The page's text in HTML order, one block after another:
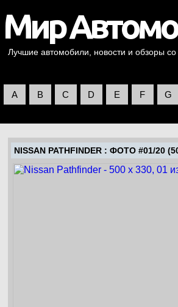
Лучшие автомобили, новости и обзоры со
A B C D E F G
NISSAN PATHFINDER : ФОТО #01/20